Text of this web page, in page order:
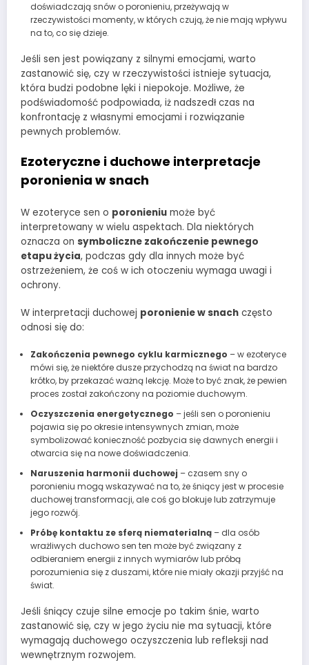
doświadczają snów o poronieniu, przeżywają w
rzeczywistości momenty, w których czują, że nie mają wpływu
na to, co się dzieje.
Jeśli sen jest powiązany z silnymi emocjami, warto
zastanowić się, czy w rzeczywistości istnieje sytuacja,
która budzi podobne lęki i niepokoje. Możliwe, że
podświadomość podpowiada, iż nadszedł czas na
konfrontację z własnymi emocjami i rozwiązanie
pewnych problemów.
Ezoteryczne i duchowe interpretacje
poronienia w snach
W ezoteryce sen o poronieniu może być
interpretowany w wielu aspektach. Dla niektórych
oznacza on symboliczne zakończenie pewnego
etapu życia, podczas gdy dla innych może być
ostrzeżeniem, że coś w ich otoczeniu wymaga uwagi i
ochrony.
W interpretacji duchowej poronienie w snach często
odnosi się do:
Zakończenia pewnego cyklu karmicznego – w ezoteryce
mówi się, że niektóre dusze przychodzą na świat na bardzo
krótko, by przekazać ważną lekcję. Może to być znak, że pewien
proces został zakończony na poziomie duchowym.
Oczyszczenia energetycznego – jeśli sen o poronieniu
pojawia się po okresie intensywnych zmian, może
symbolizować konieczność pozbycia się dawnych energii i
otwarcia się na nowe doświadczenia.
Naruszenia harmonii duchowej – czasem sny o
poronieniu mogą wskazywać na to, że śniący jest w procesie
duchowej transformacji, ale coś go blokuje lub zatrzymuje
jego rozwój.
Próbę kontaktu ze sferą niematerialną– dla osób
wrażliwych duchowo sen ten może być związany z
odbieraniem energii z innych wymiarów lub próbą
porozumienia się z duszami, które nie miały okazji przyjść na
świat.
Jeśli śniący czuje silne emocje po takim śnie, warto
zastanowić się, czy w jego życiu nie ma sytuacji, które
wymagają duchowego oczyszczenia lub refleksji nad
wewnętrznym rozwojem.